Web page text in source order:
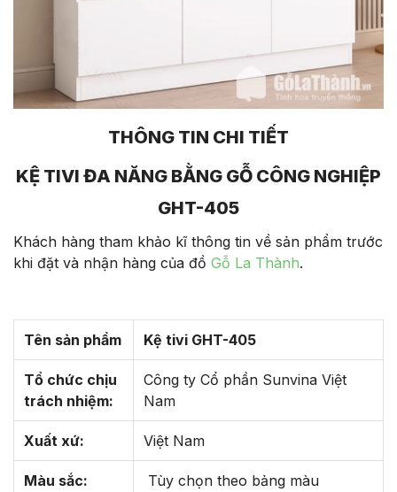
THÔNG TIN CHI TIẾT
KỆ TIVI ĐA NĂNG BẰNG GỖ CÔNG NGHIỆP
GHT-405
Khách hàng tham khảo kĩ thông tin về sản phẩm trước
khi đặt và nhận hàng của đồ Gỗ La Thành.
Tên sản phẩm Kệ tivi GHT-405
Tổ chức chịu
trách nhiệm:
Công ty Cổ phần Sunvina Việt
Nam
Xuất xứ: Việt Nam
Màu sắc: Tùy chọn theo bảng màu